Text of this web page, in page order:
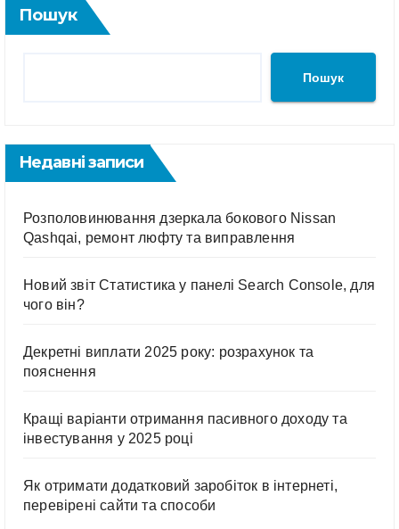
Пошук
Пошук
Недавні записи
Розполовинювання дзеркала бокового Nissan
Qashqai, ремонт люфту та виправлення
Новий звіт Статистика у панелі Search Console, для
чого він?
Декретні виплати 2025 року: розрахунок та
пояснення
Кращі варіанти отримання пасивного доходу та
інвестування у 2025 році
Як отримати додатковий заробіток в інтернеті,
перевірені сайти та способи